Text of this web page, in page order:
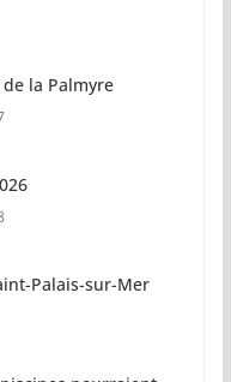
la Palmyre
Palais-sur-Mer